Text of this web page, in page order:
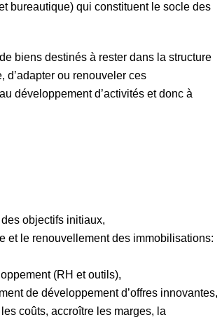
bureautique) qui constituent le socle des
biens destinés à rester dans la structure
d’adapter ou renouveler ces
développement d’activités et donc à
objectifs initiaux,
et le renouvellement des immobilisations:
(RH et outils),
de développement d’offres innovantes,
coûts, accroître les marges, la